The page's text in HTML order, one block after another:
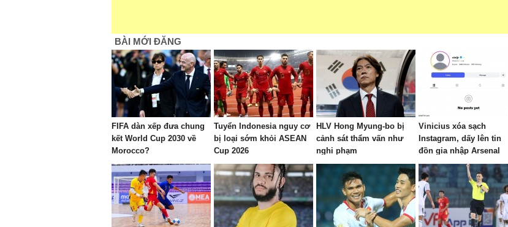
BÀI MỚI ĐĂNG
FIFA dàn xếp đưa chung
kết World Cup 2030 về
Morocco?
Tuyển Indonesia nguy cơ
bị loại sớm khỏi ASEAN
Cup 2026
HLV Hong Myung-bo bị
cảnh sát thẩm vấn như
nghi phạm
Vinicius xóa sạch
Instagram, dấy lên tin
đồn gia nhập Arsenal